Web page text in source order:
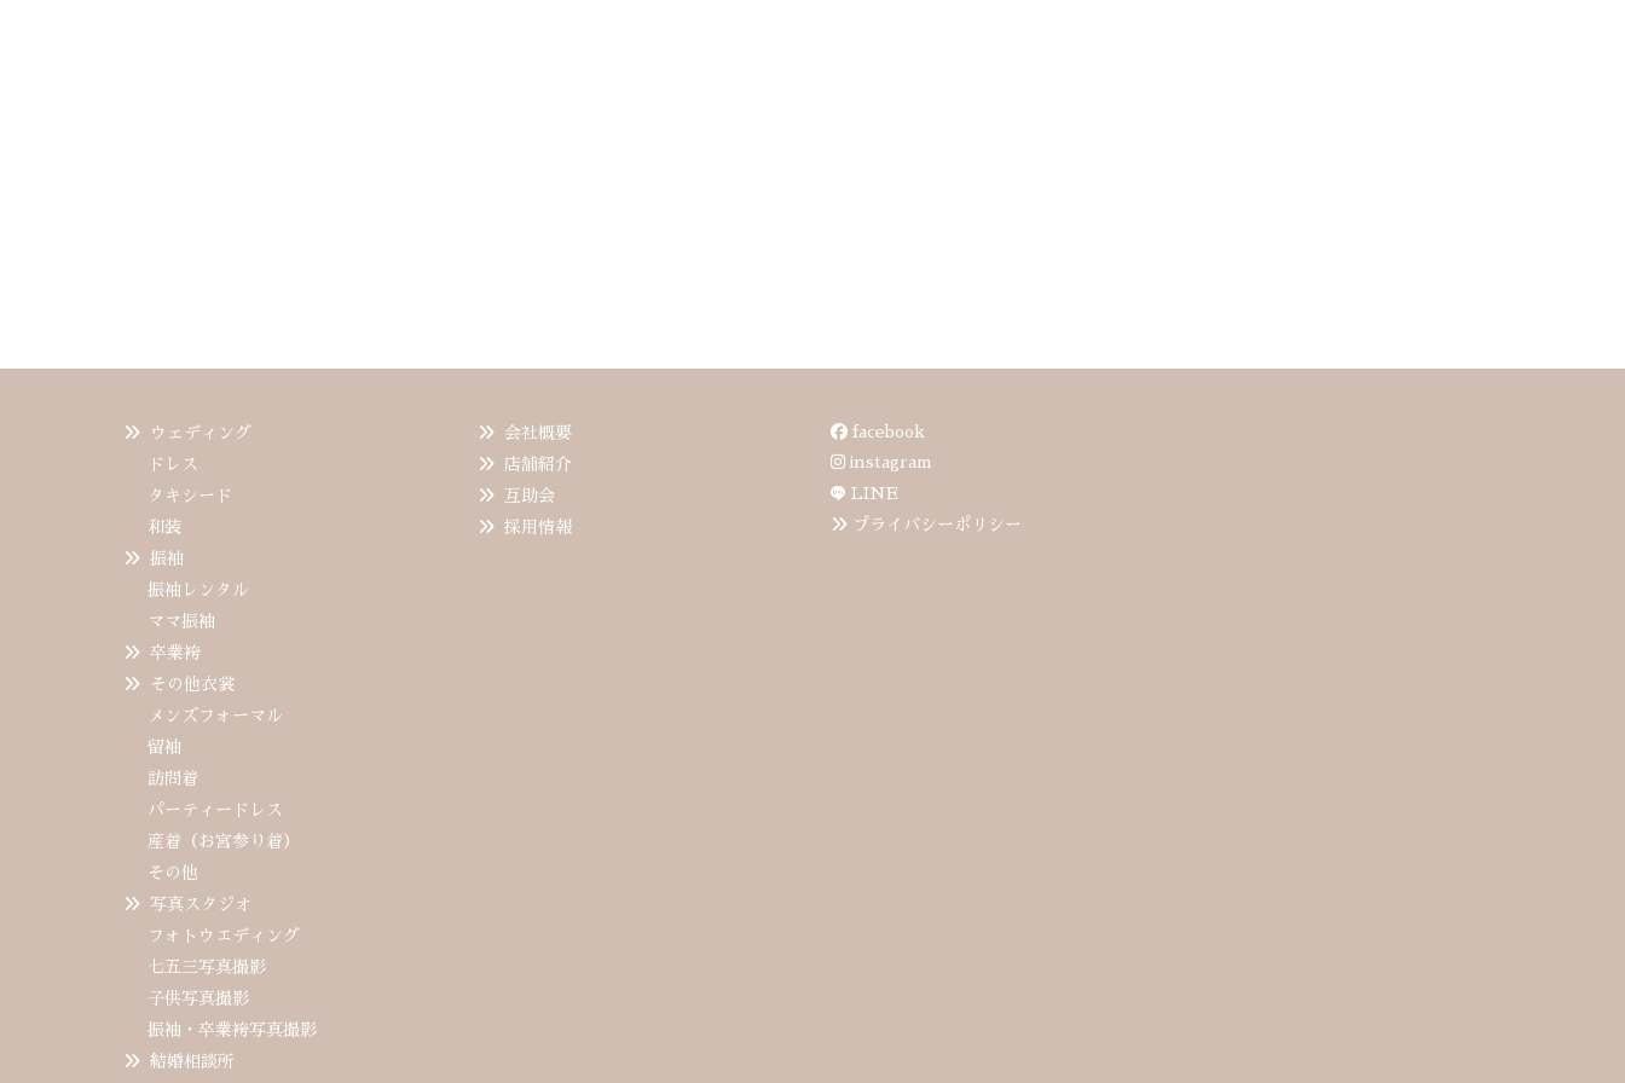
ウェディング
ドレス
タキシード
和装
振袖
振袖レンタル
ママ振袖
卒業袴
その他衣裳
メンズフォーマル
留袖
訪問着
パーティードレス
産着（お宮参り着）
その他
写真スタジオ
フォトウエディング
七五三写真撮影
子供写真撮影
振袖・卒業袴写真撮影
結婚相談所
会社概要
店舗紹介
互助会
採用情報
facebook
instagram
LINE
プライバシーポリシー